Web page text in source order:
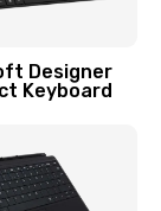
Designer
Keyboard